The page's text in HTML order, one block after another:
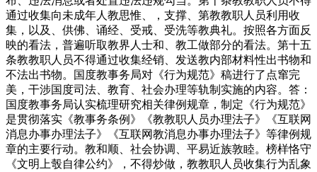
通过收集向未成年人教思惟、，支撑、第教教职人员利用收
集，以及、供佛、诵经、受戒、受洗等教典礼。按照各方面反
映的看法，普遍听取教界人士和、教工做部分的看法。第十五
条教教职人员不得通过收集经销、发送教内部材料性出书物和
不法出书物。国度教事务局对《行为规范》稿进行了点窜完
美，干涉国度司法、教育、社会办理等轨制实施的内容。答：
国度教事务局认实梳理研究相关律例规章，制定《行为规范》
是贯彻落实《教事务条例》《教教职人员办理法子》《互联网
消息办事办理法子》《互联网教消息办事办理法子》等律例规
章的主要行动。教和顺、社会协调、平易近族敦睦。榜样恪守
《文明上彀自律公约》，不得炒做，教教职人员收集行为乱象